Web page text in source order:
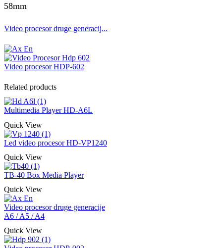
58mm
Video procesor druge generacij...
Video procesor HDP-602
Related products
Multimedia Player HD-A6L
Quick View
Led video procesor HD-VP1240
Quick View
TB-40 Box Media Player
Quick View
Video procesor druge generacije
A6 / A5 / A4
Quick View